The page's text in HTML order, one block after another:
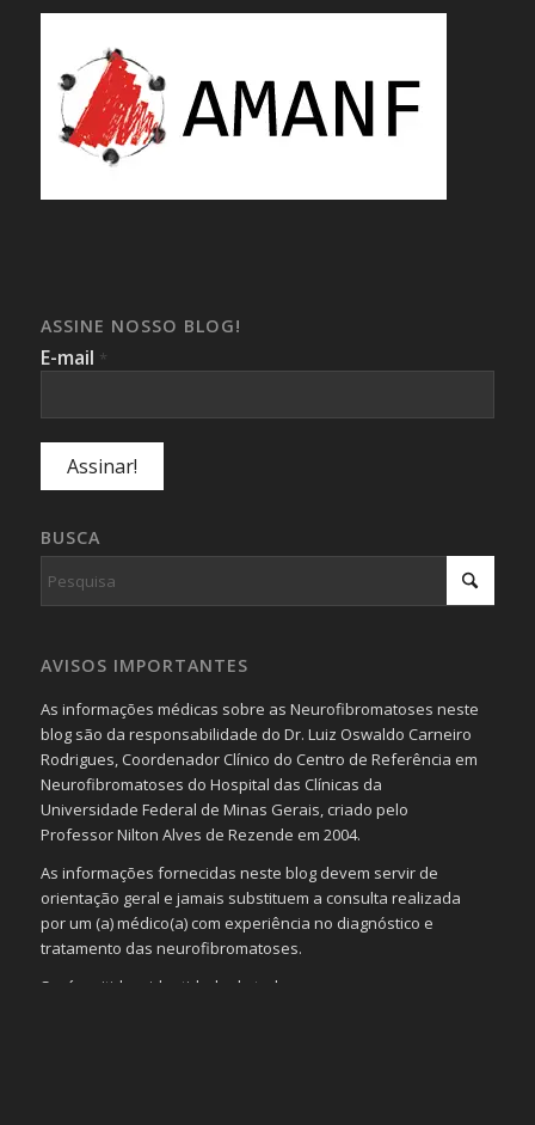
ASSINE NOSSO BLOG!
E-mail *
BUSCA
AVISOS IMPORTANTES
As informações médicas sobre as Neurofibromatoses neste
blog são da responsabilidade do Dr. Luiz Oswaldo Carneiro
Rodrigues, Coordenador Clínico do Centro de Referência em
Neurofibromatoses do Hospital das Clínicas da
Universidade Federal de Minas Gerais, criado pelo
Professor Nilton Alves de Rezende em 2004.
As informações fornecidas neste blog devem servir de
orientação geral e jamais substituem a consulta realizada
por um (a) médico(a) com experiência no diagnóstico e
tratamento das neurofibromatoses.
Será omitida a identidade de todas as pessoas que